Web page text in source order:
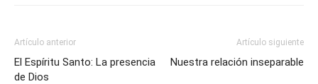
Artículo anterior
El Espíritu Santo: La presencia
de Dios
Artículo siguiente
Nuestra relación inseparable